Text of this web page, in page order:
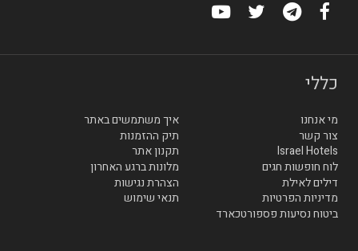
כללי
מי אנחנו
איך משתמשים באתר
צור קשר
תיק ההזמנות
Israel Hotels
תקנון אתר
לוח חופשות חגים
מלונות ברגע האחרון
דילים לאילת
הצהרת נגישות
מדיניות הפרטיות
תנאי שימוש
ביטוח נסיעות פספורטכארד